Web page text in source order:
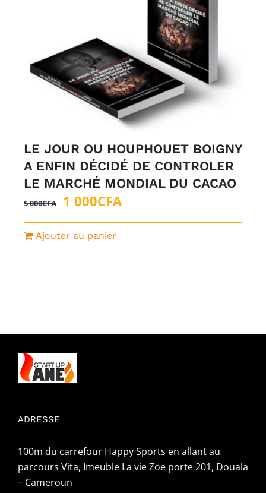
LE JOUR OU HOUPHOUET BOIGNY
A ENFIN DÉCIDÉ DE CONTROLER
LE MARCHÉ MONDIAL DU CACAO
5 000CFA
Le
prix
initial
1 000CFALe
prix
Ajouter au panier
ADRESSE
100m du carrefour Happy Sports en allant au
parcours Vita, Imeuble La vie Zoe porte 201, Douala
– Cameroun